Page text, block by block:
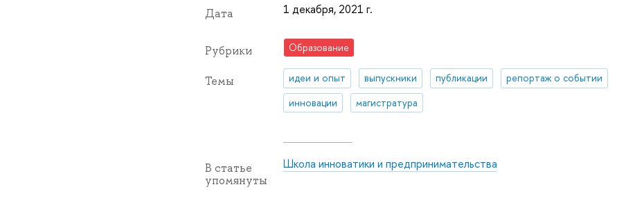
Дата 1 декабря, 2021 г.
Рубрики Образование
Темы идеи и опыт выпускники публикации
репортаж о событии
инновации
магистратура
В статье
упомянуты
Школа инноватики и предпринимательства